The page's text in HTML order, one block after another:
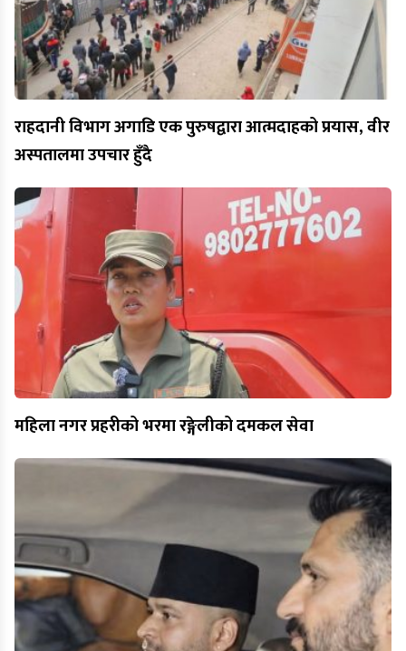
राहदानी विभाग अगाडि एक पुरुषद्वारा आत्मदाहको प्रयास, वीर
अस्पतालमा उपचार हुँदै
महिला नगर प्रहरीको भरमा रङ्गेलीको दमकल सेवा